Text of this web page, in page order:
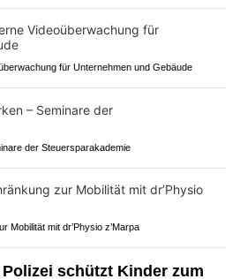
für Unternehmen und Gebäude
der Steuersparakademie
Mobilität mit dr’Physio z’Marpa
schützt Kinder zum